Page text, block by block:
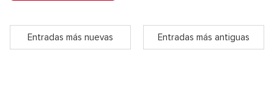
Entradas más nuevas Entradas más antiguas